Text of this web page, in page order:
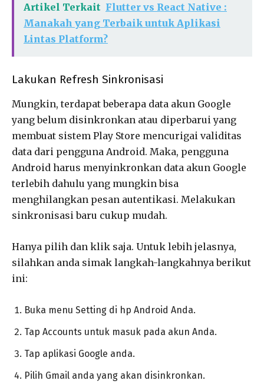
Artikel Terkait Flutter vs React Native :
Manakah yang Terbaik untuk Aplikasi
Lintas Platform?
Lakukan Refresh Sinkronisasi
Mungkin, terdapat beberapa data akun Google
yang belum disinkronkan atau diperbarui yang
membuat sistem Play Store mencurigai validitas
data dari pengguna Android. Maka, pengguna
Android harus menyinkronkan data akun Google
terlebih dahulu yang mungkin bisa
menghilangkan pesan autentikasi. Melakukan
sinkronisasi baru cukup mudah.
Hanya pilih dan klik saja. Untuk lebih jelasnya,
silahkan anda simak langkah-langkahnya berikut
ini:
Buka menu Setting di hp Android Anda.
Tap Accounts untuk masuk pada akun Anda.
Tap aplikasi Google anda.
Pilih Gmail anda yang akan disinkronkan.